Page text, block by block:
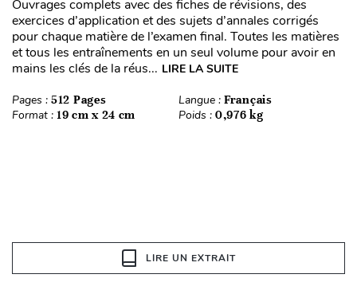
Ouvrages complets avec des fiches de révisions, des
exercices d’application et des sujets d’annales corrigés
pour chaque matière de l’examen final. Toutes les matières
et tous les entraînements en un seul volume pour avoir en
mains les clés de la réus... LIRE LA SUITE
Pages : 512 Pages Langue : Français
Format : 19 cm x 24 cm Poids : 0,976 kg
LIRE UN EXTRAIT